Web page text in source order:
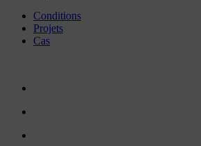
Conditions
Projets
Cas